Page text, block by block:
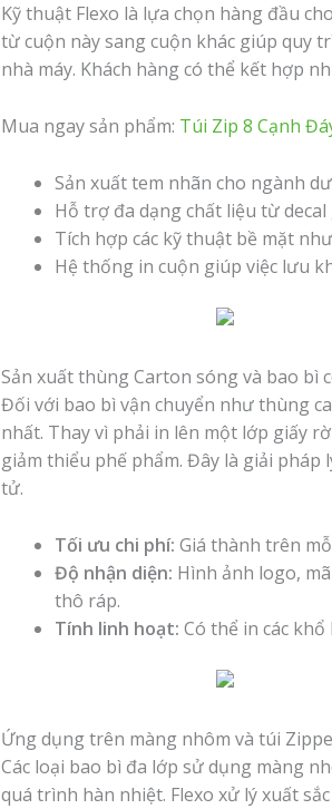
Kỹ thuật Flexo là lựa chọn hàng đầu
từ cuộn này sang cuộn khác giúp quy
nhà máy. Khách hàng có thể kết hợp
Mua ngay sản phẩm: Túi Zip 8 Cạnh
Sản xuất tem nhãn cho ngành
Hỗ trợ đa dạng chất liệu từ
Tích hợp các kỹ thuật bề mặt
Hệ thống in cuộn giúp việc lưu
Sản xuất thùng Carton sóng và bao bì
Đối với bao bì vận chuyển như thùng
nhất. Thay vì phải in lên một lớp giấy
giảm thiểu phế phẩm. Đây là giải
tử.
Tối ưu chi phí: Giá thành trên
Độ nhận diện: Hình ảnh logo,
thô ráp.
Tính linh hoạt: Có thể in các
Ứng dụng trên màng nhôm và túi
Các loại bao bì đa lớp sử dụng màng
quá trình hàn nhiệt. Flexo xử lý xuất